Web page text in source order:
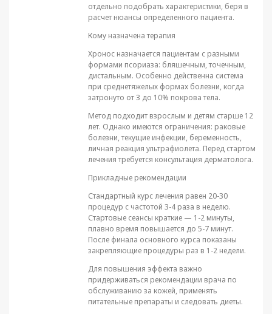
отдельно подобрать характеристики, беря в
расчет нюансы определенного пациента.
Кому назначена терапия
Хронос назначается пациентам с разными
формами псориаза: бляшечным, точечным,
дистальным. Особенно действенна система
при среднетяжелых формах болезни, когда
затронуто от 3 до 10% покрова тела.
Метод подходит взрослым и детям старше 12
лет. Однако имеются ограничения: раковые
болезни, текущие инфекции, беременность,
личная реакция ультрафиолета. Перед стартом
лечения требуется консультация дерматолога.
Прикладные рекомендации
Стандартный курс лечения равен 20-30
процедур с частотой 3-4 раза в неделю.
Стартовые сеансы краткие — 1-2 минуты,
плавно время повышается до 5-7 минут.
После финала основного курса показаны
закрепляющие процедуры раз в 1-2 недели.
Для повышения эффекта важно
придерживаться рекомендации врача по
обслуживанию за кожей, применять
питательные препараты и следовать диеты.